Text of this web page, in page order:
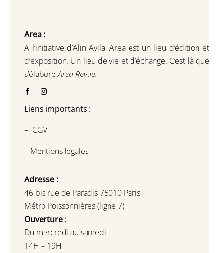
Area :
A l’initiative d’Alin Avila, Area est un lieu d’édition et
d’exposition. Un lieu de vie et d’échange. C’est là que
s’élaboreArea Revue.
Liens importants :
– CGV
– Mentions légales
Adresse :
46 bis rue de Paradis 75010 Paris
Métro Poissonnières (ligne 7)
Ouverture :
Du mercredi au samedi
14H – 19H